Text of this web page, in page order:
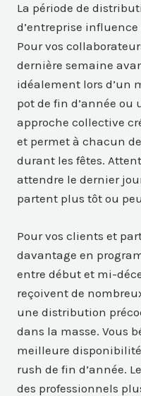
La période de
d’entreprise
Pour vos
dernière semaine
idéalement lors d’un
pot de fin d’année ou
approche collective
et permet à chacun
durant les fêtes.
attendre le dernier
partent plus tôt ou
Pour vos clients et
davantage en
entre début et mi-
reçoivent de
une distribution
dans la masse. Vous
meilleure
rush de fin d’année.
des professionnels